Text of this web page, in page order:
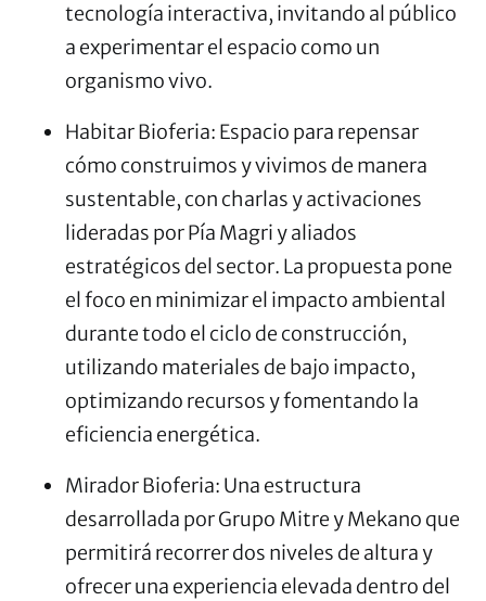
tecnología interactiva, invitando al público
a experimentar el espacio como un
organismo vivo.
Habitar Bioferia: Espacio para repensar
cómo construimos y vivimos de manera
sustentable, con charlas y activaciones
lideradas por Pía Magri y aliados
estratégicos del sector. La propuesta pone
el foco en minimizar el impacto ambiental
durante todo el ciclo de construcción,
utilizando materiales de bajo impacto,
optimizando recursos y fomentando la
eficiencia energética.
Mirador Bioferia: Una estructura
desarrollada por Grupo Mitre y Mekano que
permitirá recorrer dos niveles de altura y
ofrecer una experiencia elevada dentro del